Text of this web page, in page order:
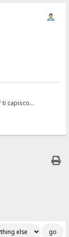
ti capisco...